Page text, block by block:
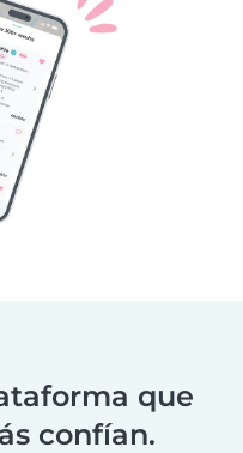
que
confían.